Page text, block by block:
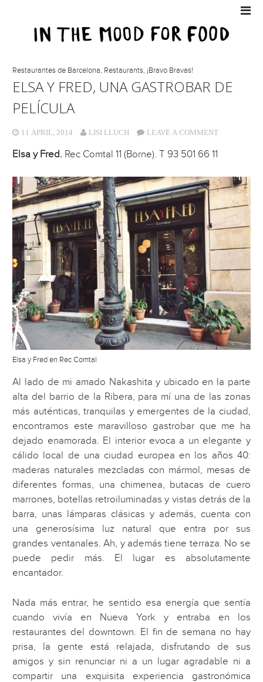
Restaurantes de Barcelona, Restaurants, ¡Bravo Bravas!
ELSA Y FRED, UNA GASTROBAR DE
PELÍCULA
11 APRIL, 2014 LISI LLUCH LEAVE A COMMENT
Elsa y Fred. Rec Comtal 11 (Borne). T 93 501 66 11
Elsa y Fred en Rec Comtal
Al lado de mi amado Nakashita y ubicado en la parte
alta del barrio de la Ribera, para mí una de las zonas
más auténticas, tranquilas y emergentes de la ciudad,
encontramos este maravilloso gastrobar que me ha
dejado enamorada. El interior evoca a un elegante y
cálido local de una ciudad europea en los años 40:
maderas naturales mezcladas con mármol, mesas de
diferentes formas, una chimenea, butacas de cuero
marrones, botellas retroiluminadas y vistas detrás de la
barra, unas lámparas clásicas y además, cuenta con
una generosísima luz natural que entra por sus
grandes ventanales. Ah, y además tiene terraza. No se
puede pedir más. El lugar es absolutamente
encantador.
Nada más entrar, he sentido esa energía que sentía
cuando vivía en Nueva York y entraba en los
restaurantes del downtown. El fin de semana no hay
prisa, la gente está relajada, disfrutando de sus
amigos y sin renunciar ni a un lugar agradable ni a
compartir una exquisita experiencia gastronómica